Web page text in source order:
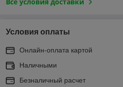
Условия оплаты
Онлайн-оплата картой
Наличными
Безналичный расчет